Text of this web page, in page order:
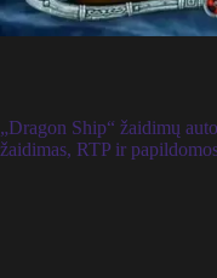
„Dragon Ship“ žaidimų
žaidimas, RTP ir